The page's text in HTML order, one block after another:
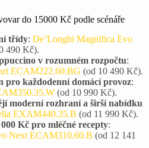
do 15000 Kč podle scénáře
třídy: De’Longhi Magnifica Evo
490 Kč).
v rozumném rozpočtu:
ECAM222.60.BG (od 10 490 Kč).
pro každodenní domácí provoz:
(od 10 990 Kč).
moderní rozhraní a širší nabídku
EXAM440.35.B (od 11 990 Kč).
Kč pro mléčné recepty:
Next ECAM310.60.B (od 12 141